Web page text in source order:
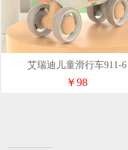
艾瑞迪儿童滑行车911-6
￥98